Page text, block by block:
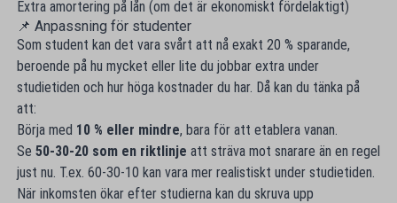
Extra amortering på lån (om det är ekonomiskt fördelaktigt)
📌 Anpassning för studenter
Som student kan det vara svårt att nå exakt 20 % sparande,
beroende på hu mycket eller lite du jobbar extra under
studietiden och hur höga kostnader du har. Då kan du tänka på
att:
Börja med 10 % eller mindre, bara för att etablera vanan.
Se 50-30-20 som en riktlinje att sträva mot snarare än en regel
just nu. T.ex. 60-30-10 kan vara mer realistiskt under studietiden.
När inkomsten ökar efter studierna kan du skruva upp